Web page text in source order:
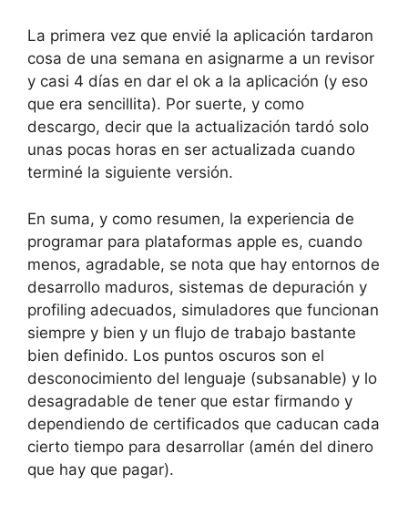
La primera vez que envié la aplicación tardaron
cosa de una semana en asignarme a un revisor
y casi 4 días en dar el ok a la aplicación (y eso
que era sencillita). Por suerte, y como
descargo, decir que la actualización tardó solo
unas pocas horas en ser actualizada cuando
terminé la siguiente versión.
En suma, y como resumen, la experiencia de
programar para plataformas apple es, cuando
menos, agradable, se nota que hay entornos de
desarrollo maduros, sistemas de depuración y
profiling adecuados, simuladores que funcionan
siempre y bien y un flujo de trabajo bastante
bien definido. Los puntos oscuros son el
desconocimiento del lenguaje (subsanable) y lo
desagradable de tener que estar firmando y
dependiendo de certificados que caducan cada
cierto tiempo para desarrollar (amén del dinero
que hay que pagar).